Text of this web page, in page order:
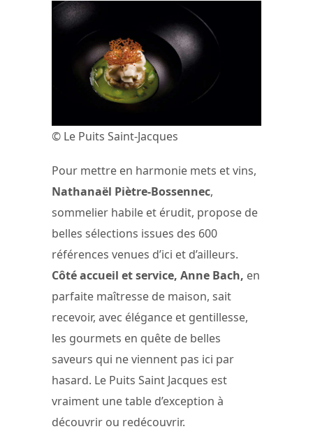
© Le Puits Saint-Jacques
Pour mettre en harmonie mets et vins,
Nathanaël Piètre-Bossennec,
sommelier habile et érudit, propose de
belles sélections issues des 600
références venues d’ici et d’ailleurs.
Côté accueil et service, Anne Bach, en
parfaite maîtresse de maison, sait
recevoir, avec élégance et gentillesse,
les gourmets en quête de belles
saveurs qui ne viennent pas ici par
hasard. Le Puits Saint Jacques est
vraiment une table d’exception à
découvrir ou redécouvrir.